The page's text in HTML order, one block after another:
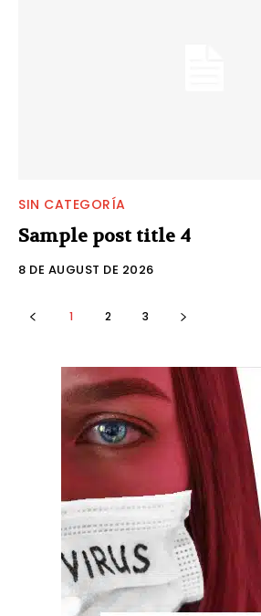
SIN CATEGORÍA
Sample post title 4
8 DE AUGUST DE 2026
1 2 3